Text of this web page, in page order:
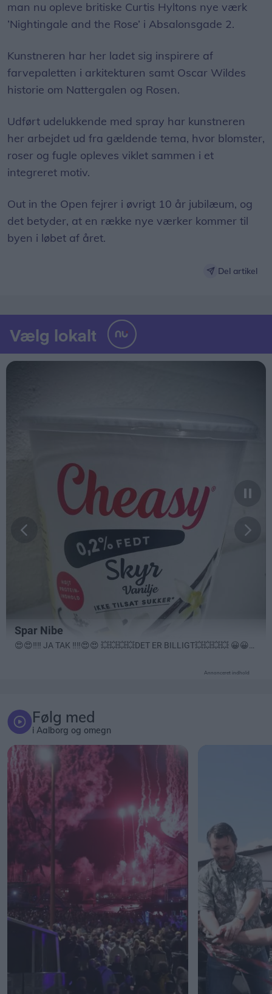
man nu opleve britiske Curtis Hyltons nye værk
’Nightingale and the Rose’ i Absalonsgade 2.
Kunstneren har her ladet sig inspirere af
farvepaletten i arkitekturen samt Oscar Wildes
historie om Nattergalen og Rosen.
Udført udelukkende med spray har kunstneren
her arbejdet ud fra gældende tema, hvor blomster,
roser og fugle opleves viklet sammen i et
integreret motiv.
Out in the Open fejrer i øvrigt 10 år jubilæum, og
det betyder, at en række nye værker kommer til
byen i løbet af året.
Del artikel
Annonceret indhold
Følg med
i Aalborg og omegn